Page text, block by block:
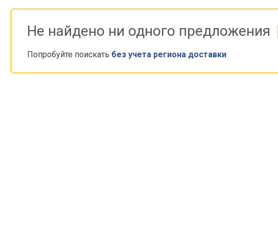
Не найдено ни одного предложения
Попробуйте поискать без учета региона доставки